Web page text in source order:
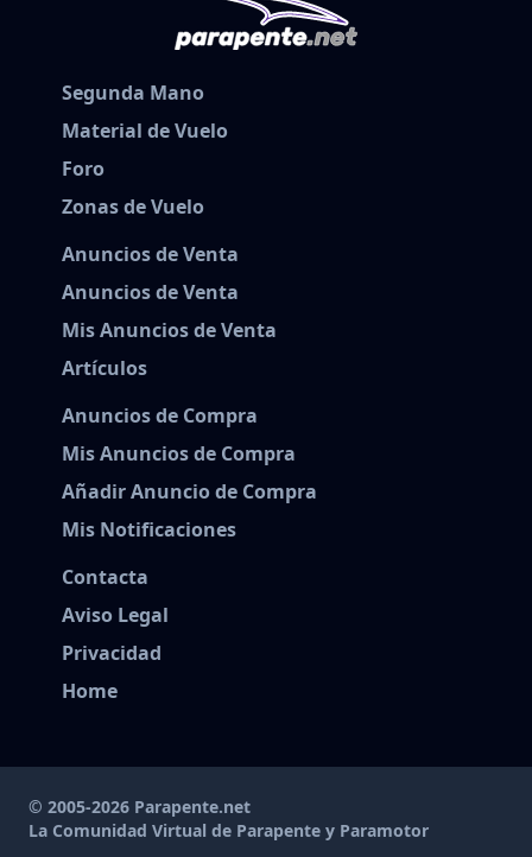
Segunda Mano
Material de Vuelo
Foro
Zonas de Vuelo
Anuncios de Venta
Anuncios de Venta
Mis Anuncios de Venta
Artículos
Anuncios de Compra
Mis Anuncios de Compra
Añadir Anuncio de Compra
Mis Notificaciones
Contacta
Aviso Legal
Privacidad
Home
© 2005-2026 Parapente.net
La Comunidad Virtual de Parapente y Paramotor